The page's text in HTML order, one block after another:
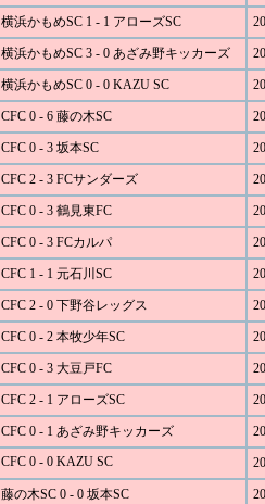
横浜かもめSC 1 - 1 アローズSC
横浜かもめSC 3 - 0 あざみ野キッカーズ
横浜かもめSC 0 - 0 KAZU SC
CFC 0 - 6 藤の木SC
CFC 0 - 3 坂本SC
CFC 2 - 3 FCサンダーズ
CFC 0 - 3 鶴見東FC
CFC 0 - 3 FCカルパ
CFC 1 - 1 元石川SC
CFC 2 - 0 下野谷レッグス
CFC 0 - 2 本牧少年SC
CFC 0 - 3 大豆戸FC
CFC 2 - 1 アローズSC
CFC 0 - 1 あざみ野キッカーズ
CFC 0 - 0 KAZU SC
藤の木SC 0 - 0 坂本SC